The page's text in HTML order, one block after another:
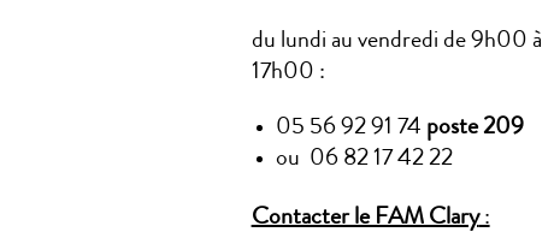
du lundi au vendredi de 9h00 à
17h00 :
05 56 92 91 74 poste 209
ou 06 82 17 42 22
Contacter le FAM Clary: